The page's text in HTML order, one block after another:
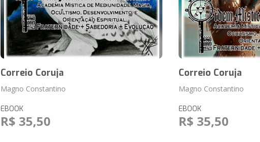
Correio Coruja
Magno Constantino
EBOOK
R$ 35,50
Correio Coruja
Magno Constantino
EBOOK
R$ 35,50